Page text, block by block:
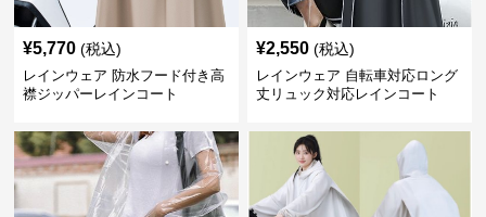
¥5,770 (税込)
レインウェア 防水フード付き高
襟ジッパーレインコート
¥2,550 (税込)
レインウェア 自転車対応ロング
丈リュック対応レインコート